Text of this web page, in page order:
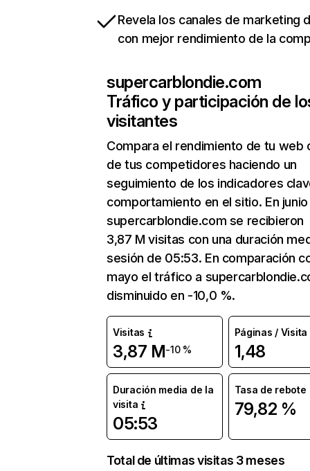
Revela los canales de marketing
con mejor rendimiento de la
supercarblondie.com
Tráfico y participación de
visitantes
Compara el rendimiento de tu web
de tus competidores haciendo un
seguimiento de los indicadores
comportamiento en el sitio. En junio
supercarblondie.com se recibieron
3,87 M visitas con una duración
sesión de 05:53. En comparación
mayo el tráfico a
disminuido en -10,0 %.
Visitas
3,87 M-10 %
Páginas / Visita
1,48
Duración media de la
visita
05:53
Tasa de rebote
79,82 %
Total de últimas visitas 3 meses